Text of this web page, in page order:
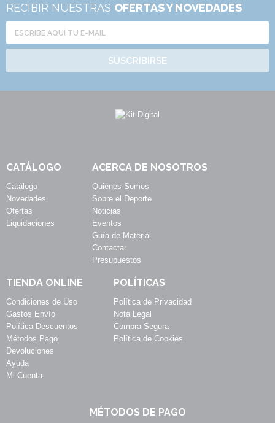
RECIBIR NUESTRAS OFERTAS Y NOVEDADES
SUSCRIBIRSE
CATÁLOGO
Catálogo
Novedades
Ofertas
Liquidaciones
ACERCA DE NOSOTROS
Quiénes Somos
Sobre el Deporte
Noticias
Eventos
Guía de Material
Contactar
Presupuestos
TIENDA ONLINE
Condiciones de Uso
Gastos Envío
Política Descuentos
Métodos Pago
Devoluciones
Ayuda
Mi Cuenta
POLÍTICAS
Política de Privacidad
Nota Legal
Compra Segura
Política de Cookies
MÉTODOS DE PAGO